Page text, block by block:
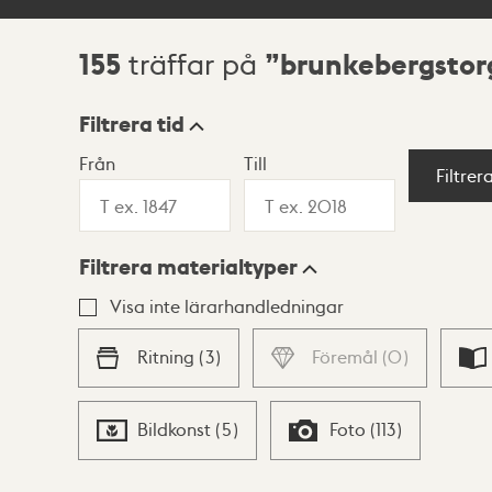
Sökresultat
155 träffar på
Visningsläge
Lista Karta
Filtrera tid
Från Till
Filtrera materialtyper
Visa inte lärarhandledningar
Ritning (3) Föremål (0)
Bildkonst (5) Foto (113)